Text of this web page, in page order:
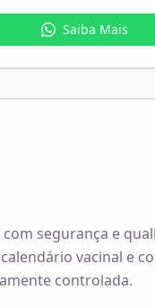
Saiba Mais
segurança e
vacinal e
controlada.